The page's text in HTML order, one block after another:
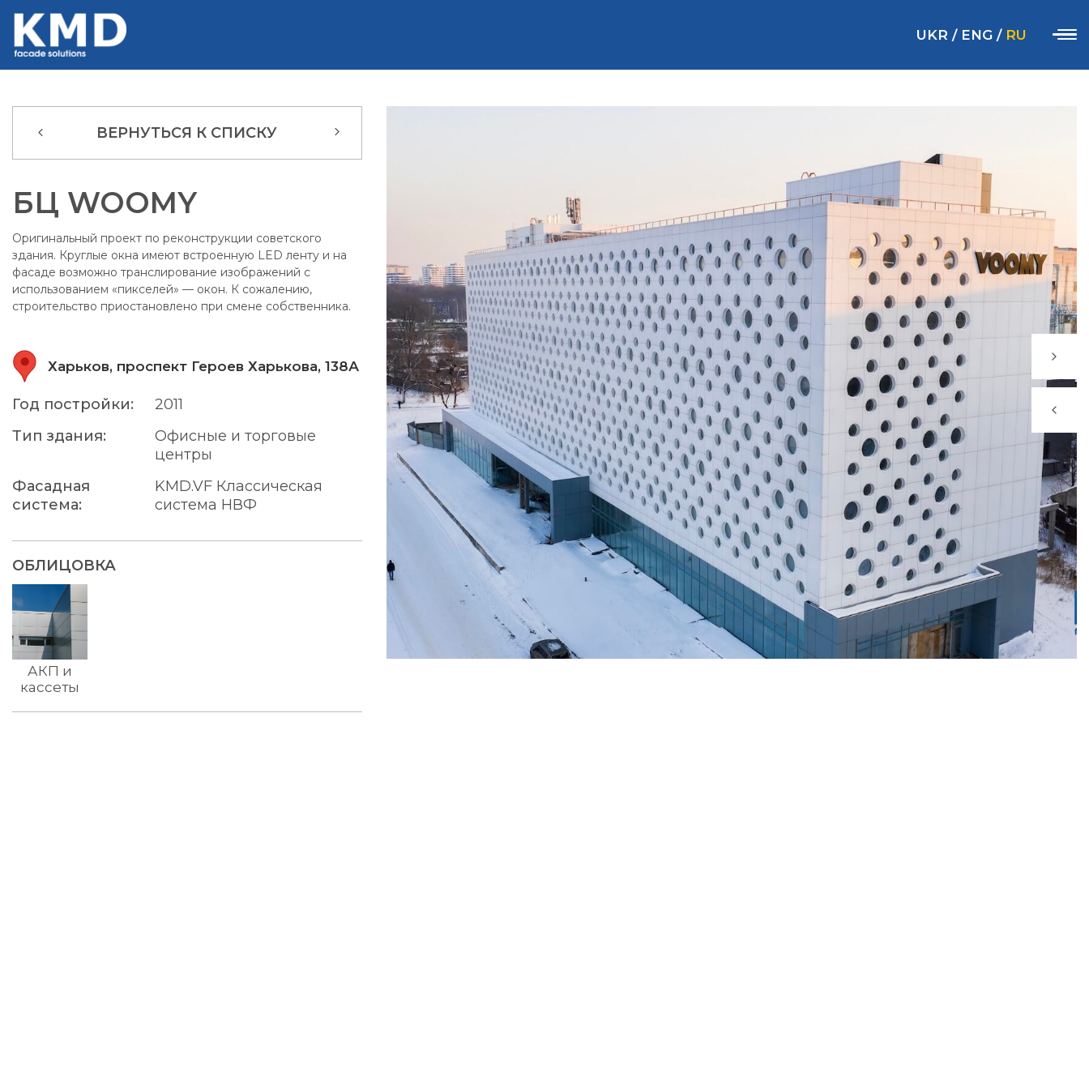
UKR / ENG / RU
ВЕРНУТЬСЯ К СПИСКУ
БЦ WOOMY
Оригинальный проект по реконструкции советского
здания. Круглые окна имеют встроенную LED ленту и на
фасаде возможно транслирование изображений с
использованием «пикселей» — окон. К сожалению,
строительство приостановлено при смене собственника.
Харьков, проспект Героев Харькова, 138А
Год постройки:
2011
Тип здания:
Офисные и торговые
центры
Фасадная
система:
KMD.VF Классическая
система НВФ
ОБЛИЦОВКА
АКП и
кассеты